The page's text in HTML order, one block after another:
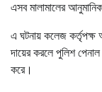
এসব মালামালের
এ ঘটনায় কলেজ কর্তৃপক্ষ
দায়ের করলে পুলিশ
করে।